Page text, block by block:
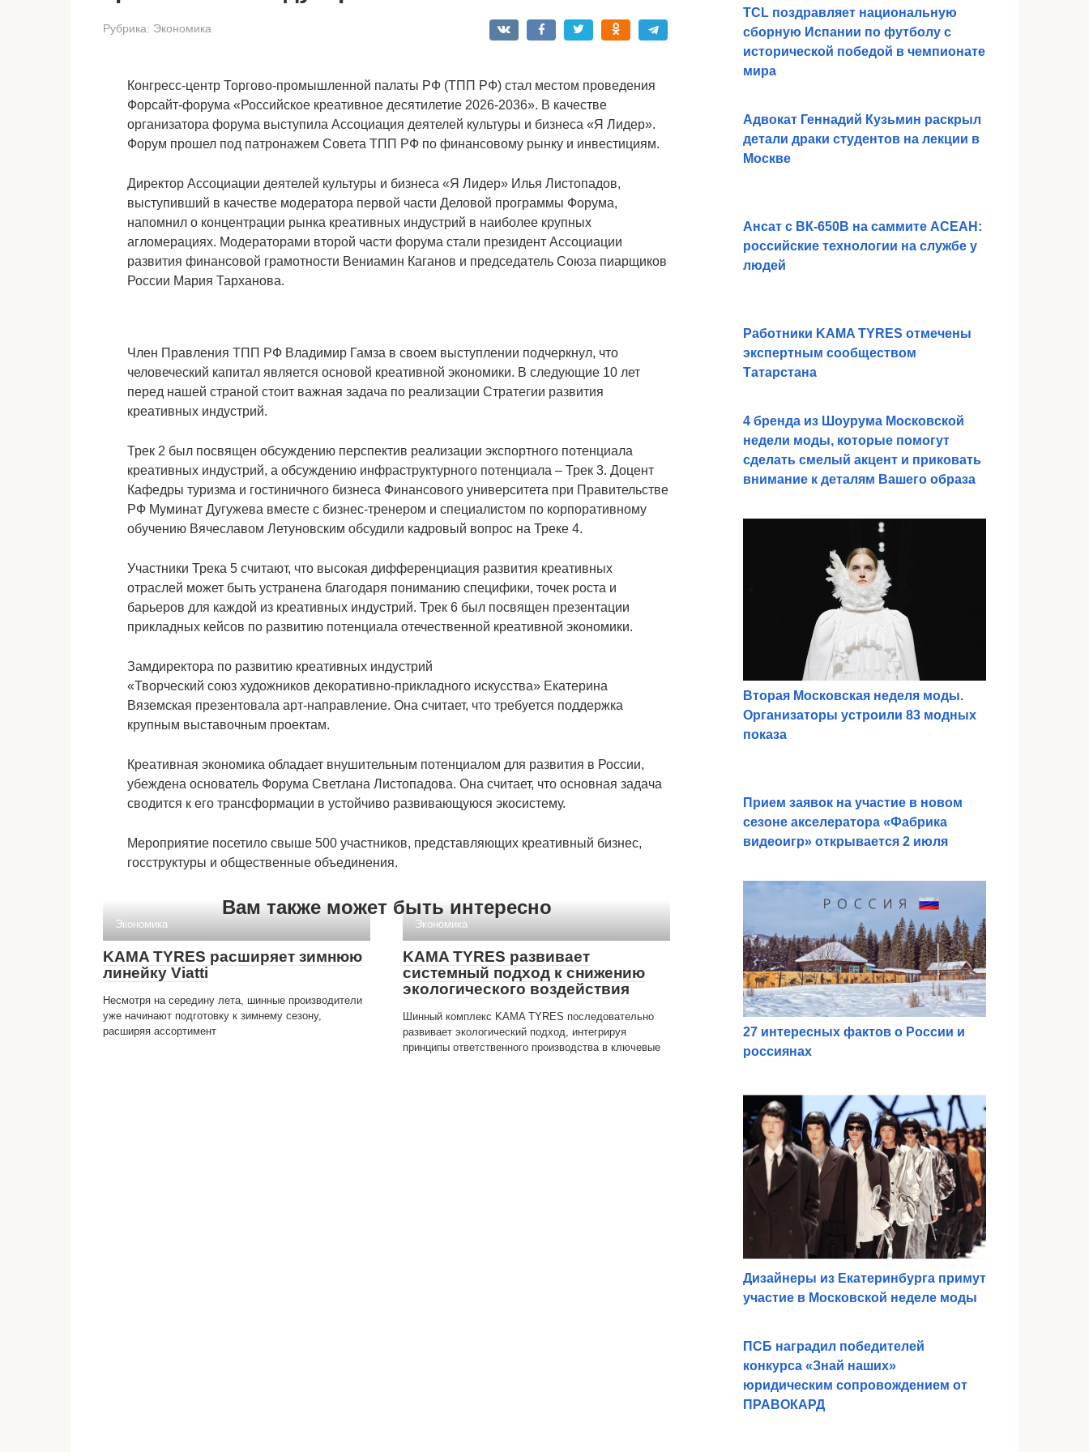
Рубрика: Экономика
Конгресс-центр Торгово-промышленной палаты РФ (ТПП РФ) стал местом проведения
Форсайт-форума «Российское креативное десятилетие 2026-2036». В качестве
организатора форума выступила Ассоциация деятелей культуры и бизнеса «Я Лидер».
Форум прошел под патронажем Совета ТПП РФ по финансовому рынку и инвестициям.
Директор Ассоциации деятелей культуры и бизнеса «Я Лидер» Илья Листопадов,
выступивший в качестве модератора первой части Деловой программы Форума,
напомнил о концентрации рынка креативных индустрий в наиболее крупных
агломерациях. Модераторами второй части форума стали президент Ассоциации
развития финансовой грамотности Вениамин Каганов и председатель Союза пиарщиков
России Мария Тарханова.
Член Правления ТПП РФ Владимир Гамза в своем выступлении подчеркнул, что
человеческий капитал является основой креативной экономики. В следующие 10 лет
перед нашей страной стоит важная задача по реализации Стратегии развития
креативных индустрий.
Трек 2 был посвящен обсуждению перспектив реализации экспортного потенциала
креативных индустрий, а обсуждению инфраструктурного потенциала – Трек 3. Доцент
Кафедры туризма и гостиничного бизнеса Финансового университета при Правительстве
РФ Муминат Дугужева вместе с бизнес-тренером и специалистом по корпоративному
обучению Вячеславом Летуновским обсудили кадровый вопрос на Треке 4.
Участники Трека 5 считают, что высокая дифференциация развития креативных
отраслей может быть устранена благодаря пониманию специфики, точек роста и
барьеров для каждой из креативных индустрий. Трек 6 был посвящен презентации
прикладных кейсов по развитию потенциала отечественной креативной экономики.
Замдиректора по развитию креативных индустрий
«Творческий союз художников декоративно-прикладного искусства» Екатерина
Вяземская презентовала арт-направление. Она считает, что требуется поддержка
крупным выставочным проектам.
Креативная экономика обладает внушительным потенциалом для развития в России,
убеждена основатель Форума Светлана Листопадова. Она считает, что основная задача
сводится к его трансформации в устойчиво развивающуюся экосистему.
Мероприятие посетило свыше 500 участников, представляющих креативный бизнес,
госструктуры и общественные объединения.
Вам также может быть интересно
Экономика
KAMA TYRES расширяет зимнюю
линейку Viatti
Несмотря на середину лета, шинные производители
уже начинают подготовку к зимнему сезону,
расширяя ассортимент
Экономика
KAMA TYRES развивает
системный подход к снижению
экологического воздействия
Шинный комплекс KAMA TYRES последовательно
развивает экологический подход, интегрируя
принципы ответственного производства в ключевые
TCL поздравляет национальную
сборную Испании по футболу с
исторической победой в чемпионате
мира
Адвокат Геннадий Кузьмин раскрыл
детали драки студентов на лекции в
Москве
Ансат с ВК-650В на саммите АСЕАН:
российские технологии на службе у
людей
Работники KAMA TYRES отмечены
экспертным сообществом
Татарстана
4 бренда из Шоурума Московской
недели моды, которые помогут
сделать смелый акцент и приковать
внимание к деталям Вашего образа
Вторая Московская неделя моды.
Организаторы устроили 83 модных
показа
Прием заявок на участие в новом
сезоне акселератора «Фабрика
видеоигр» открывается 2 июля
27 интересных фактов о России и
россиянах
Дизайнеры из Екатеринбурга примут
участие в Московской неделе моды
ПСБ наградил победителей
конкурса «Знай наших»
юридическим сопровождением от
ПРАВОКАРД